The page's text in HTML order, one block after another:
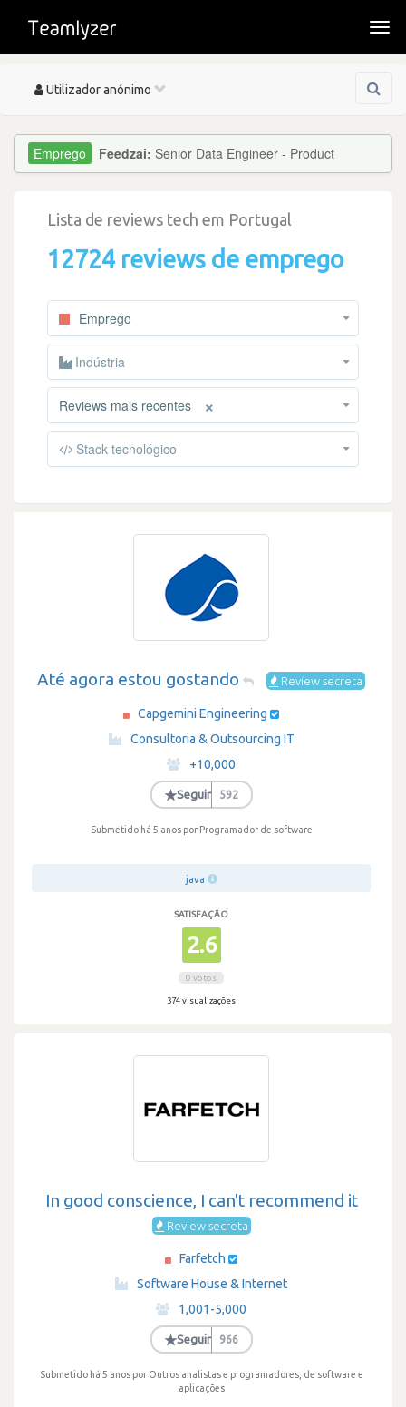
Toggle
Utilizador anónimo
Feedzai: Senior Data Engineer - Product
Lista de reviews tech em Portugal
12724 reviews de emprego
Emprego
Indústria
×
Reviews mais recentes
Stack tecnológico
Até agora estou gostando Review secreta
Capgemini Engineering
·
Consultoria & Outsourcing IT
·
+10,000
·
★Seguir 592
Submetido há 5 anos por Programador de software
java
SATISFAÇÃO
2.6
0 votos
374 visualizações
In good conscience, I can't recommend it
Review secreta
Farfetch
Software House & Internet
·
1,001-5,000
·
★Seguir 966
Submetido há 5 anos por Outros analistas e programadores, de software e
aplicações